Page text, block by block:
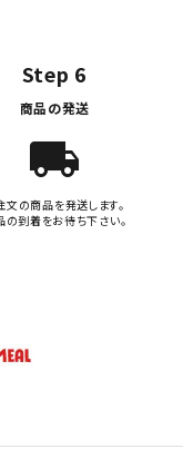
Step 6
商品の発送
local_shipping
文の商品を発送します。
の到着をお待ち下さい。